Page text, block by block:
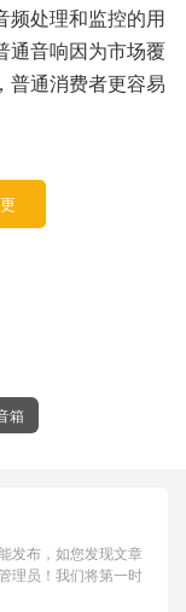
频处理和监控的用
通音响因为市场覆
普通消费者更容易
箱
发布，如您发现文章
理员！我们将第一时